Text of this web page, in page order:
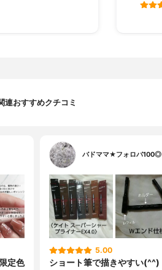
連おすすめクチコミ
定色
バドママ★フォロバ100◎
5.00
ショート筆で描きやすい(^^)